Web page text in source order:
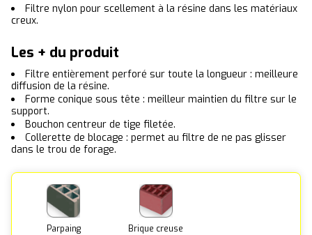
Filtre nylon pour scellement à la résine dans les matériaux
creux.
Les + du produit
Filtre entièrement perforé sur toute la longueur : meilleure
diffusion de la résine.
Forme conique sous tête : meilleur maintien du filtre sur le
support.
Bouchon centreur de tige filetée.
Collerette de blocage : permet au filtre de ne pas glisser
dans le trou de forage.
Parpaing Brique creuse